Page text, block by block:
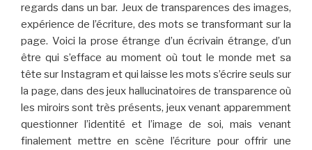
regards dans un bar. Jeux de transparences des images,
expérience de l’écriture, des mots se transformant sur la
page. Voici la prose étrange d’un écrivain étrange, d’un
être qui s’efface au moment où tout le monde met sa
tête sur Instagram et qui laisse les mots s’écrire seuls sur
la page, dans des jeux hallucinatoires de transparence où
les miroirs sont très présents, jeux venant apparemment
questionner l’identité et l’image de soi, mais venant
finalement mettre en scène l’écriture pour offrir une